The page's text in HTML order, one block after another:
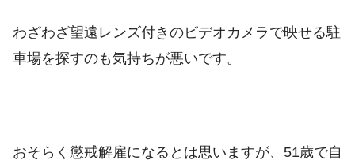
わざわざ望遠レンズ付きのビデオカメラで映せる駐
車場を探すのも気持ちが悪いです。
おそらく懲戒解雇になるとは思いますが、51歳で自